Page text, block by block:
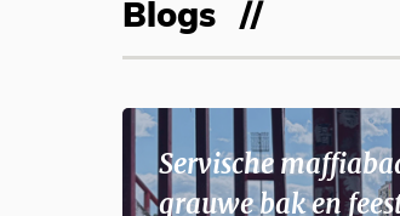
Blogs
Servische
grauwe bak en